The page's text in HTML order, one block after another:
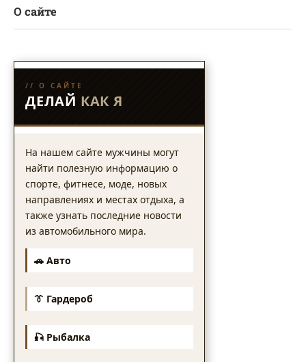
О сайте
// О САЙТЕ
ДЕЛАЙ КАК Я
На нашем сайте мужчины могут
найти полезную информацию о
спорте, фитнесе, моде, новых
направлениях и местах отдыха, а
также узнать последние новости
из автомобильного мира.
🚗 Авто
👔 Гардероб
🎣 Рыбалка